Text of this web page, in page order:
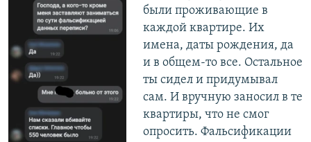
были проживающие в
каждой квартире. Их
имена, даты рождения, да
и в общем-то все. Остальное
ты сидел и придумывал
сам. И вручную заносил в те
квартиры, что не смог
опросить. Фальсификации